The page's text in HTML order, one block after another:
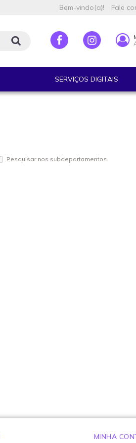
Bem-vindo(a)! Fale
SERVIÇOS DIGITAIS
Pesquisar nos subdepartamentos
MINHA